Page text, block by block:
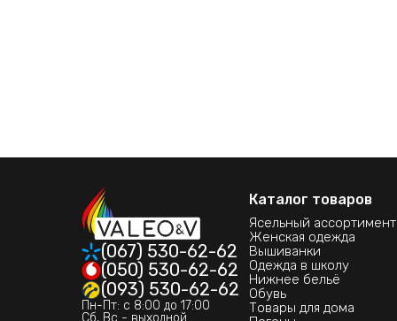
(067) 530-62-62
(050) 530-62-62
(093) 530-62-62
Пн-Пт: с 8:00 до 17:00
Сб, Вс - выходной
Каталог товаров
Ясельный ассортимент
Женская одежда
Вышиванки
Одежда в школу
Нижнее бельё
Обувь
Товары для дома